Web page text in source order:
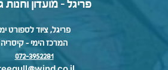
פריגל - מועדון וחנות
פריגל, ציוד לספורט
המרכז הימי – קיסריה
072-3952281